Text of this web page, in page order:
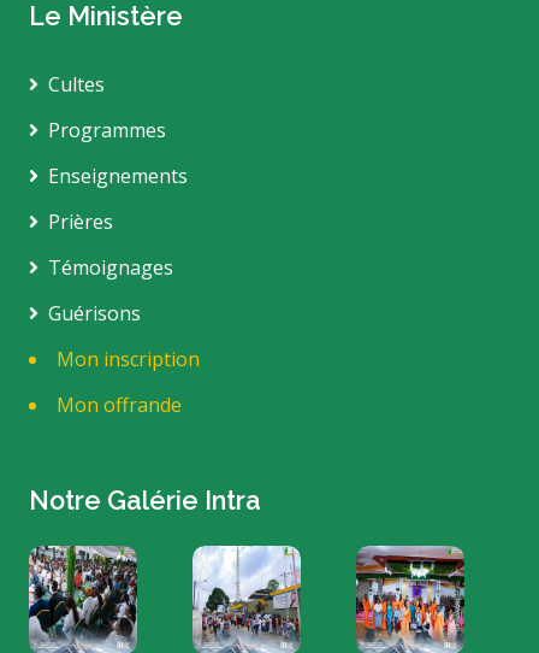
Le Ministère
Cultes
Programmes
Enseignements
Prières
Témoignages
Guérisons
Mon inscription
Mon offrande
Notre Galérie Intra